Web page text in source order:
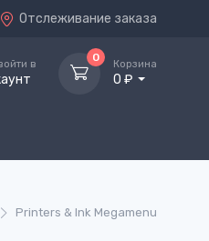
Отслеживание заказа
в
0
Корзина
0 ₽
Printers & Ink Megamenu